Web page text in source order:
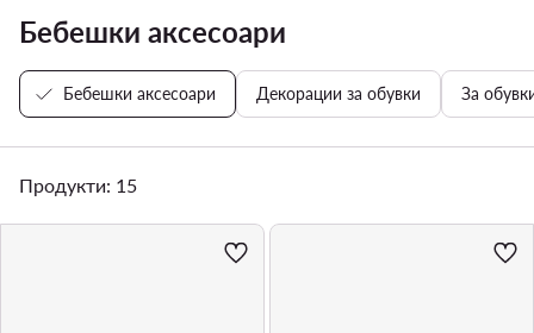
Бебешки аксесоари
Бебешки аксесоари Декорации за обувки За
Продукти: 15